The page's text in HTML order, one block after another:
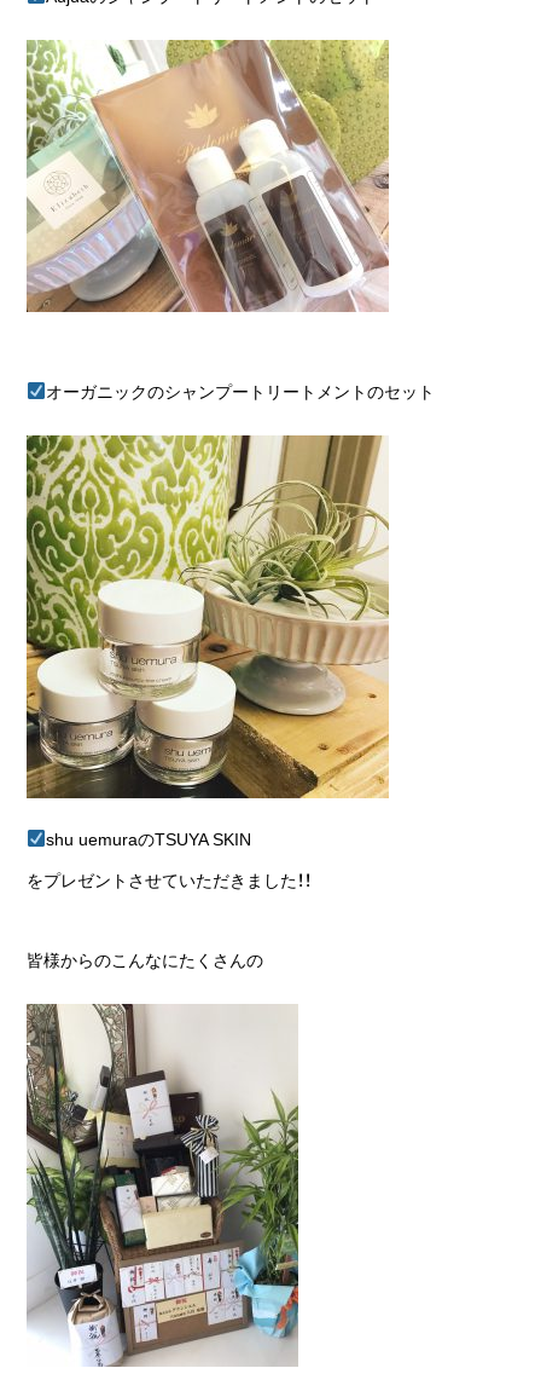
オーガニックのシャンプートリートメントのセット
shu uemuraのTSUYA SKIN
をプレゼントさせていただきました！！
皆様からのこんなにたくさんの